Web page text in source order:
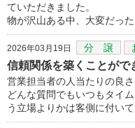
ていただきました。
物が沢山ある中、大変だっ
2026年03月19日 分 譲
信頼関係を築くことがで
営業担当者の人当たりの良
どんな質問でもいつもタイ
う立場よりかは客側に付い